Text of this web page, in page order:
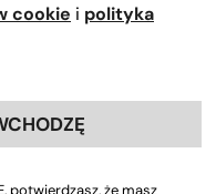
cookie i polityka
potwierdzasz, że masz